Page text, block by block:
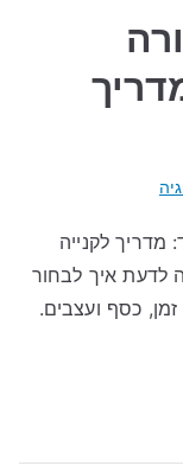
מדריך לקנייה
לדעת איך לבחור
כסף ועצבים.